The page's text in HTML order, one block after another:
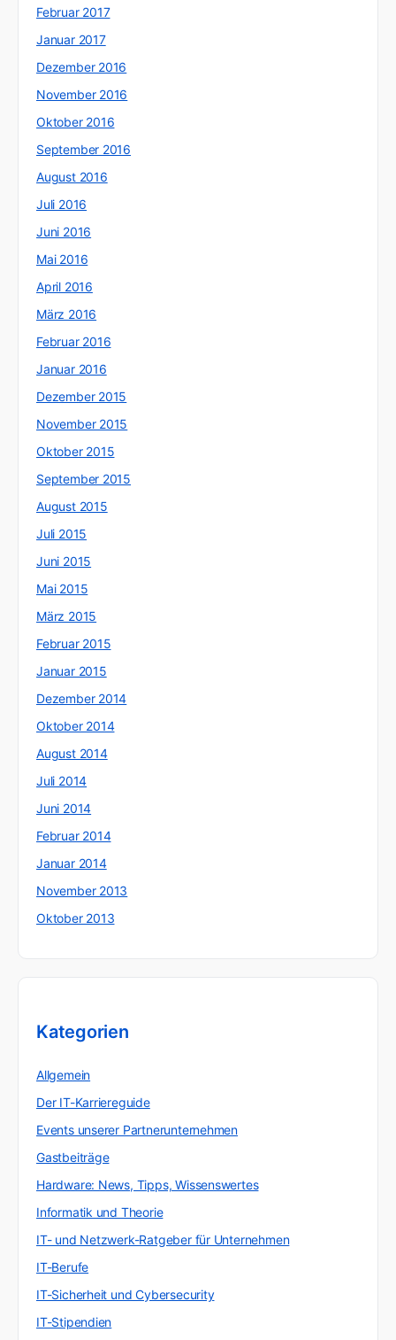
Februar 2017
Januar 2017
Dezember 2016
November 2016
Oktober 2016
September 2016
August 2016
Juli 2016
Juni 2016
Mai 2016
April 2016
März 2016
Februar 2016
Januar 2016
Dezember 2015
November 2015
Oktober 2015
September 2015
August 2015
Juli 2015
Juni 2015
Mai 2015
März 2015
Februar 2015
Januar 2015
Dezember 2014
Oktober 2014
August 2014
Juli 2014
Juni 2014
Februar 2014
Januar 2014
November 2013
Oktober 2013
Kategorien
Allgemein
Der IT-Karriereguide
Events unserer Partnerunternehmen
Gastbeiträge
Hardware: News, Tipps, Wissenswertes
Informatik und Theorie
IT- und Netzwerk-Ratgeber für Unternehmen
IT-Berufe
IT-Sicherheit und Cybersecurity
IT-Stipendien